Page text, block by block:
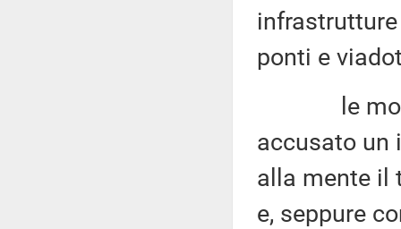
ponti e
le
accusato un
alla mente il
e, seppure